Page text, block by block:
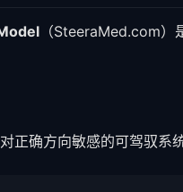
（SteeraMed.com
确方向敏感的可驾驭系